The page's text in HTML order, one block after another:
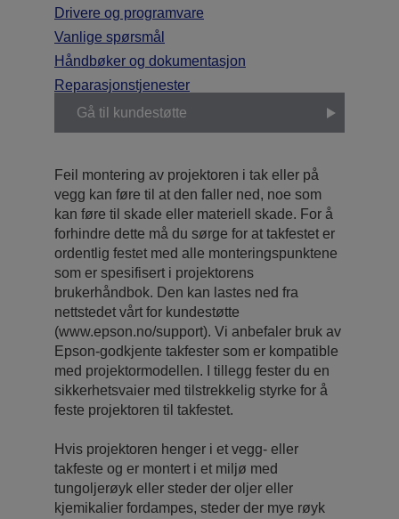
Drivere og programvare
Vanlige spørsmål
Håndbøker og dokumentasjon
Reparasjonstjenester
Gå til kundestøtte
Feil montering av projektoren i tak eller på
vegg kan føre til at den faller ned, noe som
kan føre til skade eller materiell skade. For å
forhindre dette må du sørge for at takfestet er
ordentlig festet med alle monteringspunktene
som er spesifisert i projektorens
brukerhåndbok. Den kan lastes ned fra
nettstedet vårt for kundestøtte
(www.epson.no/support). Vi anbefaler bruk av
Epson-godkjente takfester som er kompatible
med projektormodellen. I tillegg fester du en
sikkerhetsvaier med tilstrekkelig styrke for å
feste projektoren til takfestet.
Hvis projektoren henger i et vegg- eller
takfeste og er montert i et miljø med
tungoljerøyk eller steder der oljer eller
kjemikalier fordampes, steder der mye røyk